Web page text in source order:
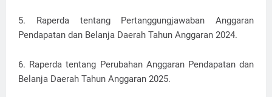
5. Raperda tentang Pertanggungjawaban Anggaran
Pendapatan dan Belanja Daerah Tahun Anggaran 2024.
6. Raperda tentang Perubahan Anggaran Pendapatan dan
Belanja Daerah Tahun Anggaran 2025.